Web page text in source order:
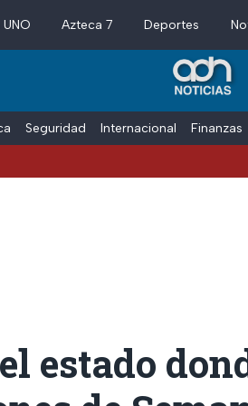
Azteca 7 Deportes
Seguridad Internacional Finanzas
estado